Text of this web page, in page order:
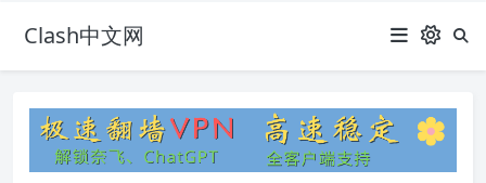
Clash中文网